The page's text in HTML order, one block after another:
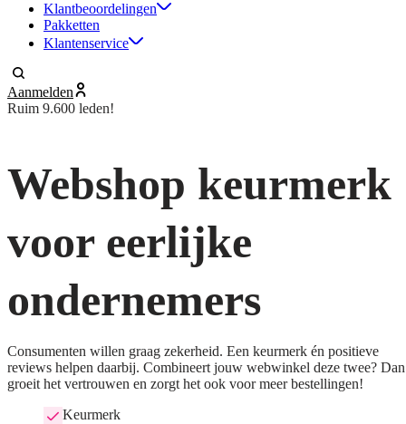
Klantbeoordelingen
Pakketten
Klantenservice
Aanmelden
Ruim 9.600 leden!
Webshop keurmerk
voor eerlijke
ondernemers
Consumenten willen graag zekerheid. Een keurmerk én positieve
reviews helpen daarbij. Combineert jouw webwinkel deze twee? Dan
groeit het vertrouwen en zorgt het ook voor meer bestellingen!
Keurmerk